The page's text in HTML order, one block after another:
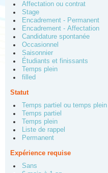
Affectation ou contrat
Stage
Encadrement - Permanent
Encadrement - Affectation
Candidature spontanée
Occasionnel
Saisonnier
Étudiants et finissants
Temps plein
filled
Statut
Temps partiel ou temps plein
Temps partiel
Temps plein
Liste de rappel
Permanent
Expérience requise
Sans